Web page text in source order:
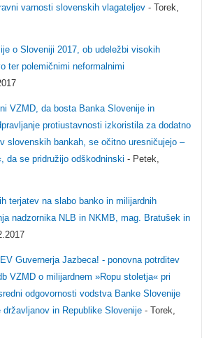
varnosti slovenskih vlagateljev - Torek,
o Sloveniji 2017, ob udeležbi visokih
ter polemičnimi neformalnimi
VZMD, da bosta Banka Slovenije in
protiustavnosti izkoristila za dodatno
slovenskih bankah, se očitno uresničujejo –
da se pridružijo odškodninski - Petek,
terjatev na slabo banko in milijardnih
nadzornika NLB in NKMB, mag. Bratušek in
Guvernerja Jazbeca! - ponovna potrditev
VZMD o milijardnem »Ropu stoletja« pri
odgovornosti vodstva Banke Slovenije
in Republike Slovenije - Torek,